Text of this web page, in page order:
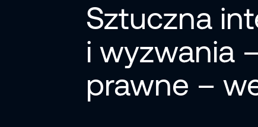
Sztuczna
i wyzwania
prawne –